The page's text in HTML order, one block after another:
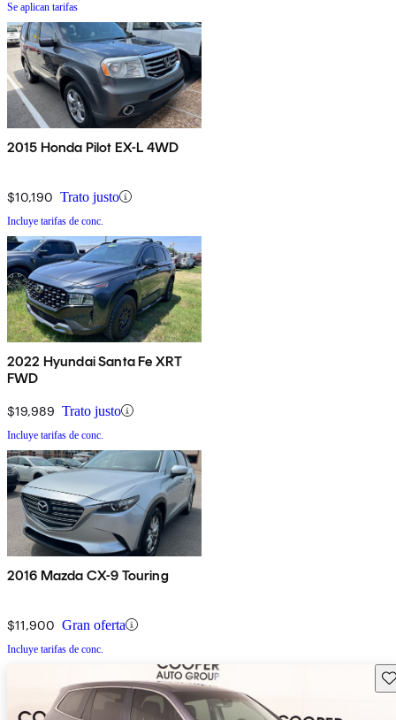
Se aplican tarifas
2015 Honda Pilot EX-L 4WD
$10,190 Trato justo
Incluye tarifas de conc.
2022 Hyundai Santa Fe XRT
FWD
$19,989 Trato justo
Incluye tarifas de conc.
2016 Mazda CX-9 Touring
$11,900 Gran oferta
Incluye tarifas de conc.